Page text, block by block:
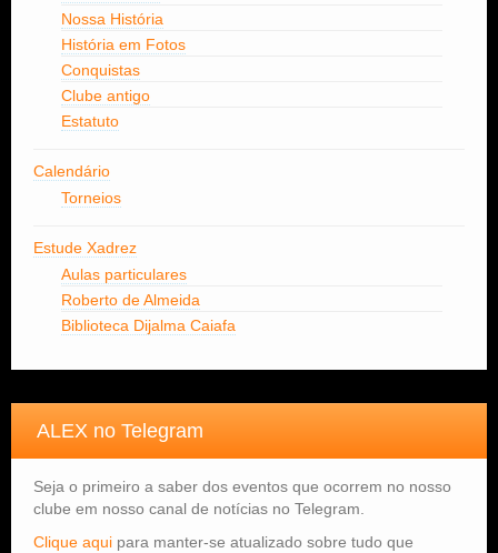
Nossa História
História em Fotos
Conquistas
Clube antigo
Estatuto
Calendário
Torneios
Estude Xadrez
Aulas particulares
Roberto de Almeida
Biblioteca Dijalma Caiafa
ALEX no Telegram
Seja o primeiro a saber dos eventos que ocorrem no nosso
clube em nosso canal de notícias no Telegram.
Clique aqui para manter-se atualizado sobre tudo que